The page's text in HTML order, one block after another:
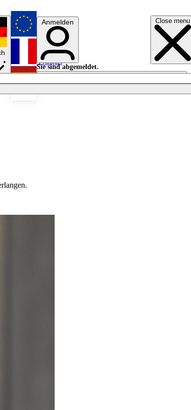
Close menu
English
Français
Anmelden
Sie sind abgemeldet.
Anmelden
Licht aus